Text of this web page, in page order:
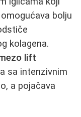
bolju
kolagena.
lift
sa intenzivnim
a pojačava